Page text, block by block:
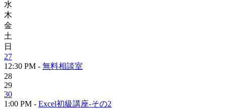
水
木
金
土
日
27
12:30 PM - 無料相談室
28
29
30
1:00 PM - Excel初級講座-その2